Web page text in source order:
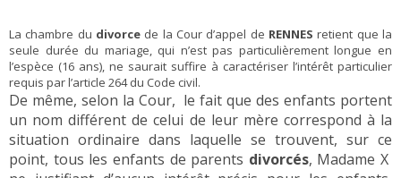
La chambre du divorce de la Cour d’appel de RENNES retient que la
seule durée du mariage, qui n’est pas particulièrement longue en
l’espèce (16 ans), ne saurait suffire à caractériser l’intérêt particulier
requis par l’article 264 du Code civil.
De même, selon la Cour, le fait que des enfants portent
un nom différent de celui de leur mère correspond à la
situation ordinaire dans laquelle se trouvent, sur ce
point, tous les enfants de parents divorcés, Madame X